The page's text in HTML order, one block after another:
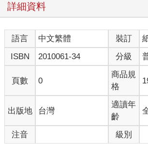
詳細資料
語言 中文繁體 裝訂
ISBN
2010061-34 分級
頁數 0
商品規
格
出版地 台灣
適讀年
齡
注音 級別